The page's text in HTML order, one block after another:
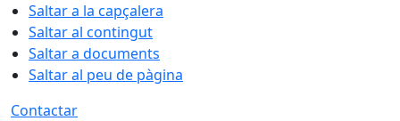
Saltar a la capçalera
Saltar al contingut
Saltar a documents
Saltar al peu de pàgina
Contactar